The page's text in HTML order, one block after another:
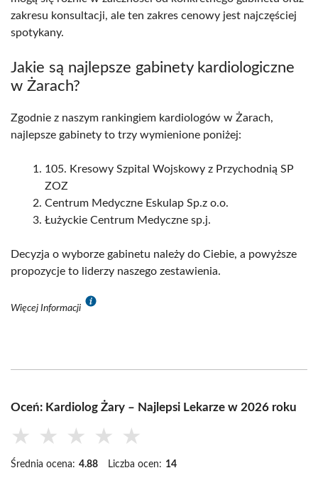
zakresu konsultacji, ale ten zakres cenowy jest najczęściej
spotykany.
Jakie są najlepsze gabinety kardiologiczne
w Żarach?
Zgodnie z naszym rankingiem kardiologów w Żarach,
najlepsze gabinety to trzy wymienione poniżej:
105. Kresowy Szpital Wojskowy z Przychodnią SP
ZOZ
Centrum Medyczne Eskulap Sp.z o.o.
Łużyckie Centrum Medyczne sp.j.
Decyzja o wyborze gabinetu należy do Ciebie, a powyższe
propozycje to liderzy naszego zestawienia.
Więcej Informacji
Oceń: Kardiolog Żary – Najlepsi Lekarze w 2026 roku
★ ★ ★ ★ ★
Średnia ocena: 4.88 Liczba ocen: 14